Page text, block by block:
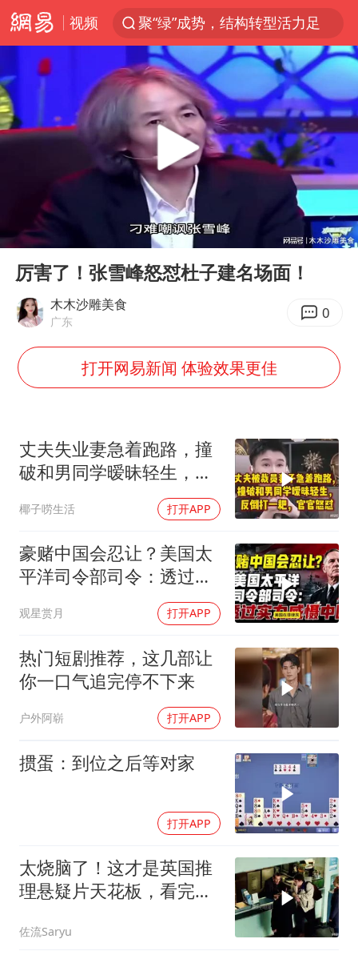
视频
聚“绿”成势，结构转型活力足
台风白海豚可能在浙闽沿海登陆
女子利用漏洞0元薅走3000多件家电
台风白海豚影响中国已成定局
80后女柜员逆袭成4200亿银行副行长
金饰克价大幅跳涨
狄龙7300万提前续约值不值
多地要求领导干部带头休假
24小时不关空调 电费会更低吗
中央气象台发布台风黄色预警
“梅姨”准确年龄仍未知
今年4位周星驰电影配角去世
号召领导带头休假 是大家不想休吗
中国五箭齐发反制美国
中国经济展现强大韧性和活力
Play
00:00 02:00
厉害了！张雪峰怒怼杜子建名场面！
木木沙雕美食
广东 0
打开网易新闻 体验效果更佳
丈夫失业妻急着跑路，撞
破和男同学暧昧轻生，反
椰子唠生活 打开APP
豪赌中国会忍让？美国太
平洋司令部司令：透过实
观星赏月 打开APP
热门短剧推荐，这几部让
你一口气追完停不下来
户外阿崭 打开APP
掼蛋：到位之后等对家
打开APP
太烧脑了！这才是英国推
理悬疑片天花板，看完才
佐流Saryu